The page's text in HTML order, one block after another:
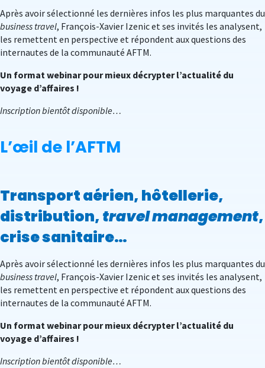
Après avoir sélectionné les dernières infos les plus marquantes du
business travel, François-Xavier Izenic et ses invités les analysent,
les remettent en perspective et répondent aux questions des
internautes de la communauté AFTM.
Un format webinar pour mieux décrypter l’actualité du
voyage d’affaires !
Inscription bientôt disponible…
L’œil de l’AFTM
Transport aérien, hôtellerie,
distribution,travel management,
crise sanitaire…
Après avoir sélectionné les dernières infos les plus marquantes du
business travel, François-Xavier Izenic et ses invités les analysent,
les remettent en perspective et répondent aux questions des
internautes de la communauté AFTM.
Un format webinar pour mieux décrypter l’actualité du
voyage d’affaires !
Inscription bientôt disponible…